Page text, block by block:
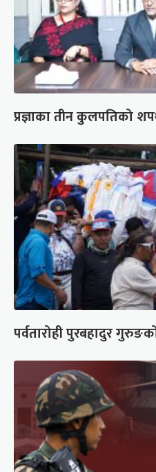
प्रज्ञाका तीन कुलपतिको
पर्वतारोही पुरबहादुर